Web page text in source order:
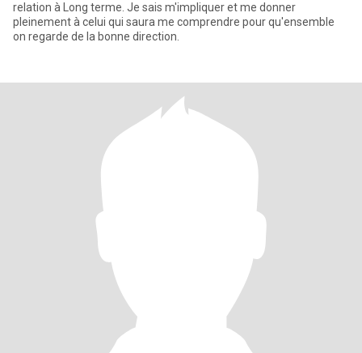
relation à Long terme. Je sais m'impliquer et me donner
pleinement à celui qui saura me comprendre pour qu'ensemble
on regarde de la bonne direction.